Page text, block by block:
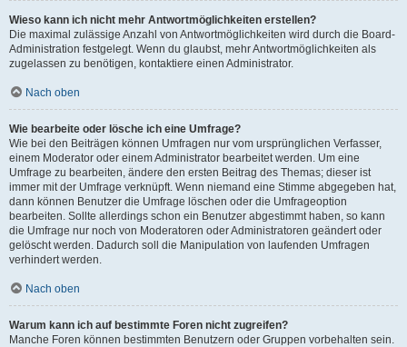
Wieso kann ich nicht mehr Antwortmöglichkeiten erstellen?
Die maximal zulässige Anzahl von Antwortmöglichkeiten wird durch die Board-
Administration festgelegt. Wenn du glaubst, mehr Antwortmöglichkeiten als
zugelassen zu benötigen, kontaktiere einen Administrator.
Nach oben
Wie bearbeite oder lösche ich eine Umfrage?
Wie bei den Beiträgen können Umfragen nur vom ursprünglichen Verfasser,
einem Moderator oder einem Administrator bearbeitet werden. Um eine
Umfrage zu bearbeiten, ändere den ersten Beitrag des Themas; dieser ist
immer mit der Umfrage verknüpft. Wenn niemand eine Stimme abgegeben hat,
dann können Benutzer die Umfrage löschen oder die Umfrageoption
bearbeiten. Sollte allerdings schon ein Benutzer abgestimmt haben, so kann
die Umfrage nur noch von Moderatoren oder Administratoren geändert oder
gelöscht werden. Dadurch soll die Manipulation von laufenden Umfragen
verhindert werden.
Nach oben
Warum kann ich auf bestimmte Foren nicht zugreifen?
Manche Foren können bestimmten Benutzern oder Gruppen vorbehalten sein.